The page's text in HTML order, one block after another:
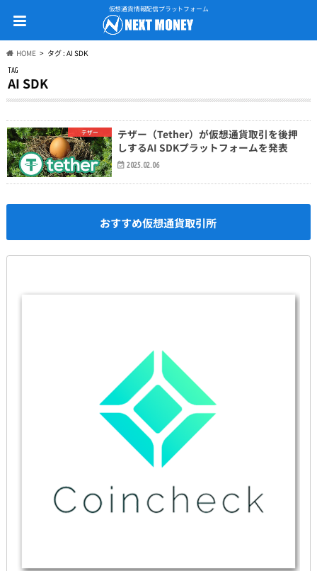
仮想通貨情報配信プラットフォーム
HOME タグ : AI SDK
TAG
AI SDK
テザー
テザー（Tether）が仮想通貨取引を後押
しするAI SDKプラットフォームを発表
2025.02.06
おすすめ仮想通貨取引所